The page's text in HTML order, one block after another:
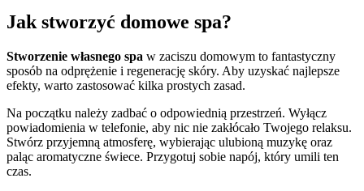
Jak stworzyć domowe spa?
Stworzenie własnego spa w zaciszu domowym to fantastyczny
sposób na odprężenie i regenerację skóry. Aby uzyskać najlepsze
efekty, warto zastosować kilka prostych zasad.
Na początku należy zadbać o odpowiednią przestrzeń. Wyłącz
powiadomienia w telefonie, aby nic nie zakłócało Twojego relaksu.
Stwórz przyjemną atmosferę, wybierając ulubioną muzykę oraz
paląc aromatyczne świece. Przygotuj sobie napój, który umili ten
czas.